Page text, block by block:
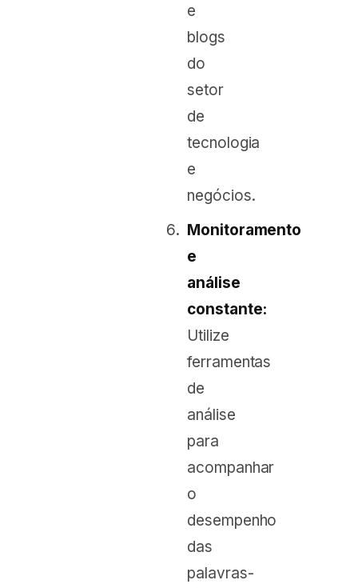
e
blogs
do
setor
de
tecnologia
e
negócios.
Monitoramento
e
análise
constante:
Utilize
ferramentas
de
análise
para
acompanhar
o
desempenho
das
palavras-